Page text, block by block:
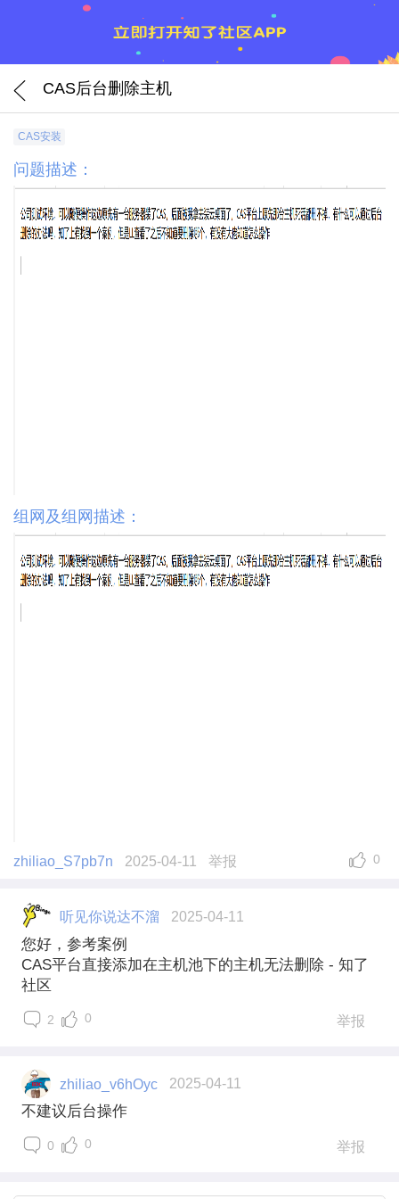
CAS后台删除主机
CAS安装
问题描述：
组网及组网描述：
zhiliao_S7pb7n 2025-04-11 举报 0
听见你说达不溜 2025-04-11
您好，参考案例
CAS平台直接添加在主机池下的主机无法删除 - 知了
社区
2 0 举报
zhiliao_v6hOyc 2025-04-11
不建议后台操作
0 0 举报